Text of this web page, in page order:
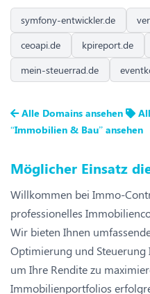
symfony-entwickler.de
ceoapi.de
kpireport.de
mein-steuerrad.de
Alle Domains ansehen
“Immobilien & Bau” ansehen
Möglicher Einsatz
Willkommen bei Immo-
professionelles
Wir bieten Ihnen
Optimierung und
um Ihre Rendite zu
Immobilienportfolios